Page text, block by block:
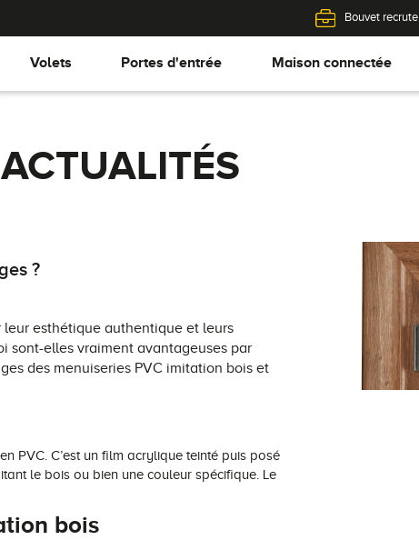
Bouvet recrute
Volets Portes d'entrée Maison connectée
ACTUALITÉS
?
esthétique authentique et leurs
sont-elles vraiment avantageuses par
des menuiseries PVC imitation bois et
PVC. C’est un film acrylique teinté puis posé
le bois ou bien une couleur spécifique. Le
bois